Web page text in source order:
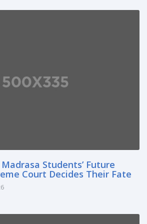
Students’ Future
Court Decides Their Fate